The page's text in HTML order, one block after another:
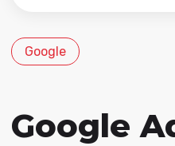
No hay sugerencias
Google
Google